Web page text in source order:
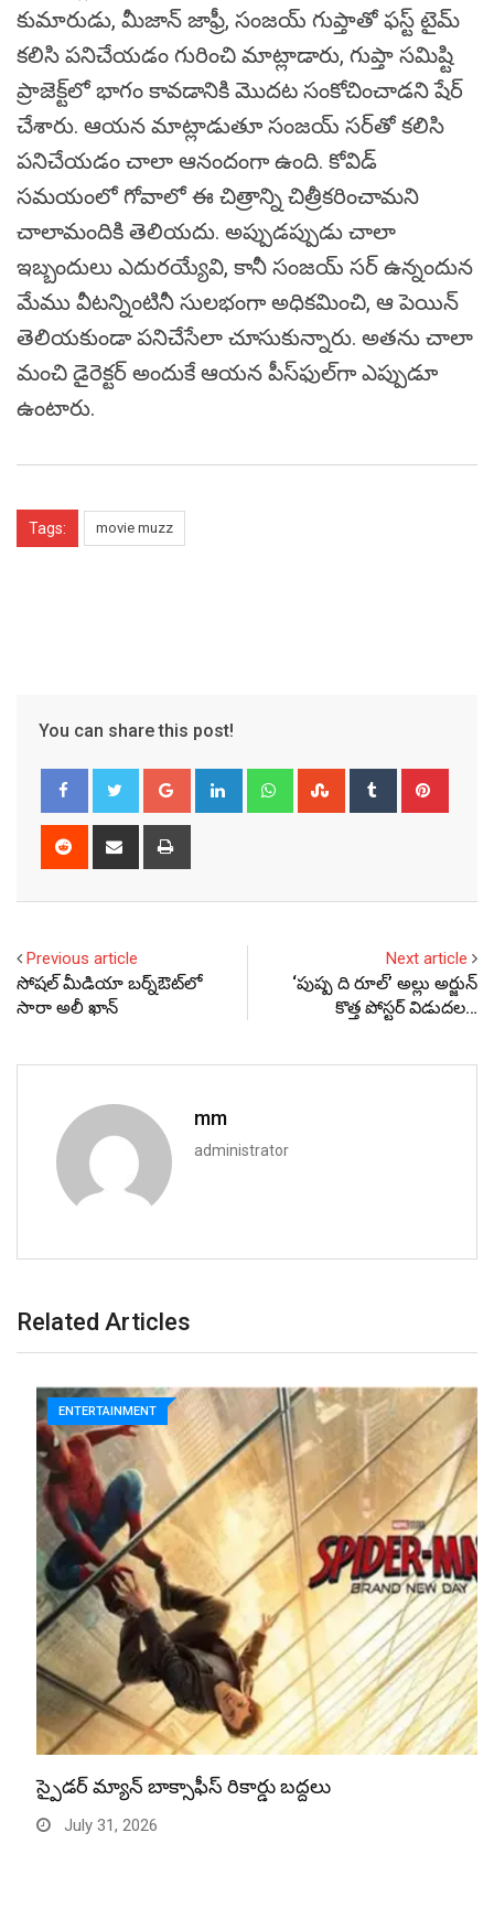
కుమారుడు, మీజాన్ జాఫ్రీ, సంజయ్ గుప్తాతో ఫస్ట్ టైమ్‌
కలిసి పనిచేయడం గురించి మాట్లాడారు, గుప్తా సమిష్టి
ప్రాజెక్ట్‌లో భాగం కావడానికి మొదట సంకోచించాడని షేర్
చేశారు. ఆయన మాట్లాడుతూ సంజయ్ సర్‌తో కలిసి
పనిచేయడం చాలా ఆనందంగా ఉంది. కోవిడ్
సమయంలో గోవాలో ఈ చిత్రాన్ని చిత్రీకరించామని
చాలామందికి తెలియదు. అప్పుడప్పుడు చాలా
ఇబ్బందులు ఎదురయ్యేవి, కానీ సంజయ్ సర్ ఉన్నందున
మేము వీటన్నింటినీ సులభంగా అధికమించి, ఆ పెయిన్
తెలియకుండా పనిచేసేలా చూసుకున్నారు. అతను చాలా
మంచి డైరెక్టర్‌ అందుకే ఆయన పీస్‌ఫుల్‌గా ఎప్పుడూ
ఉంటారు.
Tags: movie muzz
You can share this post!
Google+ LinkedIn WhatsappStumbleUpon
Tumblr
Reddit
Share
Previous article
సోషల్ మీడియా బర్న్‌ఔట్‌లో
సారా అలీ ఖాన్
Next article
‘పుష్ప ది రూల్’ అల్లు అర్జున్
కొత్త పోస్ట‌ర్ విడుదల…
mm
administrator
Related Articles
ENTERTAINMENT
స్పైడర్ మ్యాన్ బాక్సాఫీస్ రికార్డు బద్దలు
July 31, 2026